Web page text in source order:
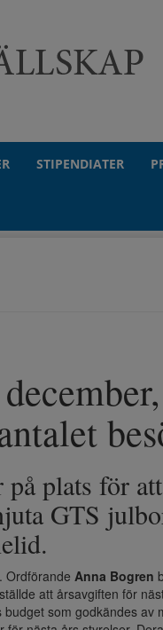
STIPENDIATER
plats för
GTS
Ordförande Anna Bogren
att årsavgiften för
som godkändes av